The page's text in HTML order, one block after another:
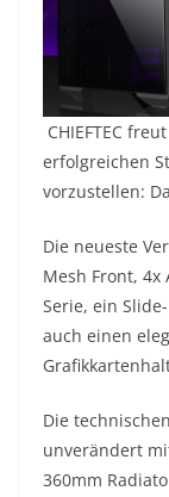
CHIEFTEC
erfolgreichen
vorzustellen:
Die neueste
Mesh Front, 4x
Serie, ein
auch einen
Die
unverändert
360mm